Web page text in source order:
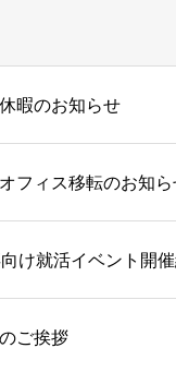
暇のお知らせ
フィス移転のお知ら
け就活イベント開
ご挨拶